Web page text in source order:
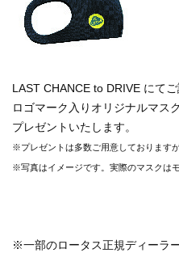
LAST CHANCE to DRIVE にて
ロゴマーク入りオリジナルマス
プレゼントいたします。
※プレゼントは多数ご用意しております
※写真はイメージです。実際のマスクは
※一部のロータス正規ディーラ